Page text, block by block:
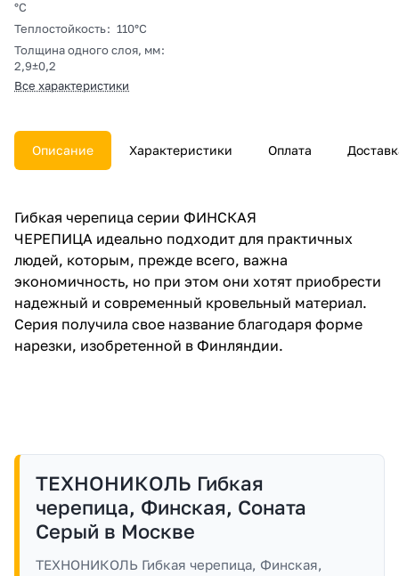
°С
Теплостойкость: 110°С
Толщина одного слоя, мм:
2,9±0,2
Все характеристики
Описание Характеристики Оплата
Гибкая черепица серии ФИНСКАЯ
ЧЕРЕПИЦА идеально подходит для практичных
людей, которым, прежде всего, важна
экономичность, но при этом они хотят приобрести
надежный и современный кровельный материал.
Серия получила свое название благодаря форме
нарезки, изобретенной в Финляндии.
ТЕХНОНИКОЛЬ Гибкая
черепица, Финская, Соната
Серый в Москве
ТЕХНОНИКОЛЬ Гибкая черепица, Финская,